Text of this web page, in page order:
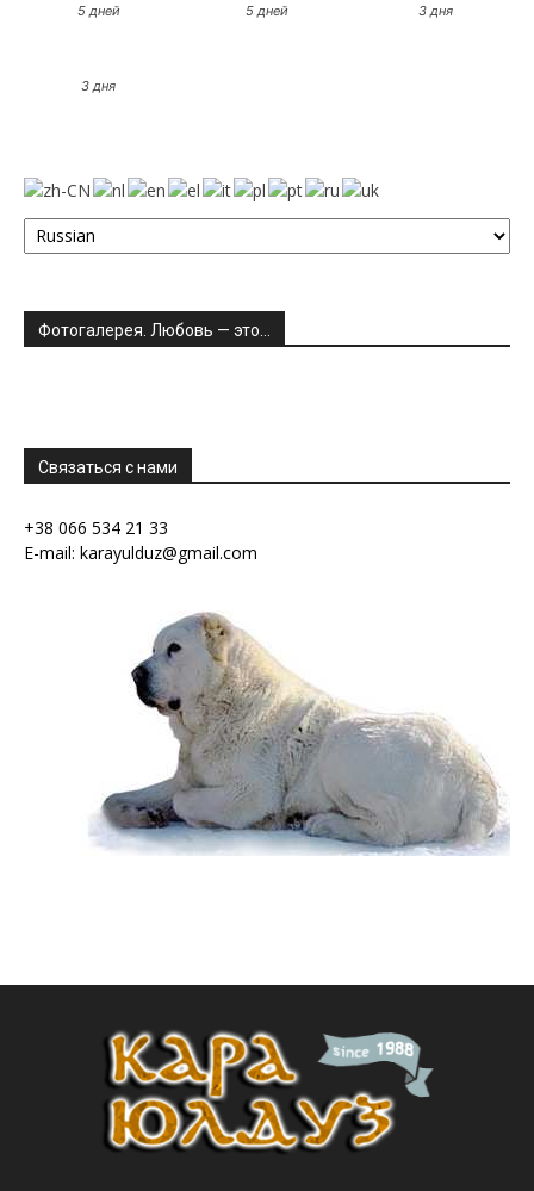
5 дней 5 дней 3 дня
3 дня
Фотогалерея. Любовь — это…
Связаться с нами
+38 066 534 21 33
E-mail: karayulduz@gmail.com